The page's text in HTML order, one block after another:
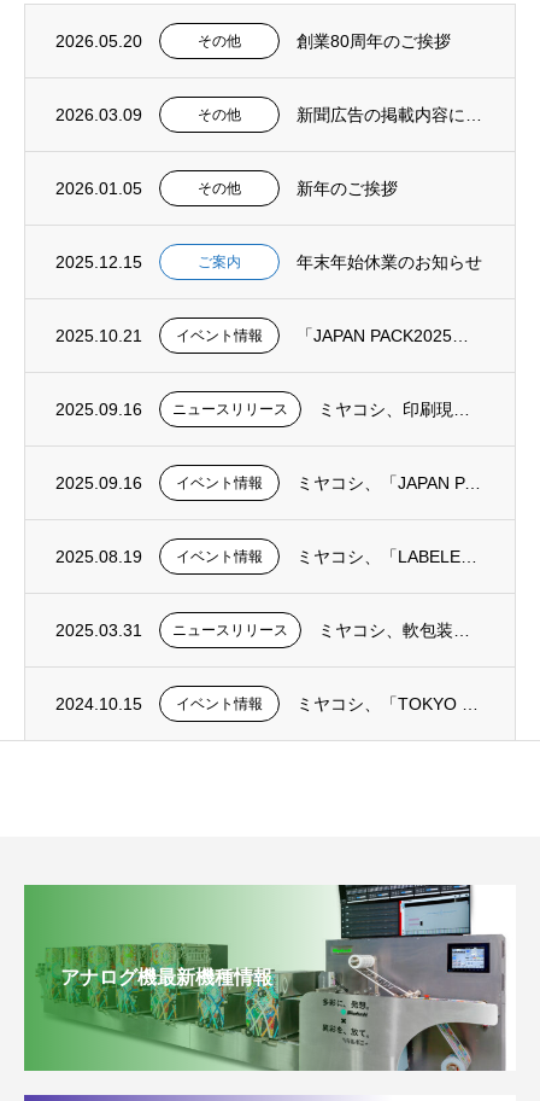
2026.05.20 その他 創業80周年のご挨拶
2026.03.09 その他
2026.01.05 その他 新年のご挨拶
2025.12.15 ご案内 年末年始休業のお知らせ
2025.10.21 イベント情報
2025.09.16 ニュースリリース
2025.09.16 イベント情報 ミヤコシ、「JAPAN PACK 2025」に出展：軟包装の現場課題に寄り添う― 印刷...
2025.08.19 イベント情報
2025.03.31 ニュースリリース
2024.10.15 イベント情報
アナログ機最新機種情報